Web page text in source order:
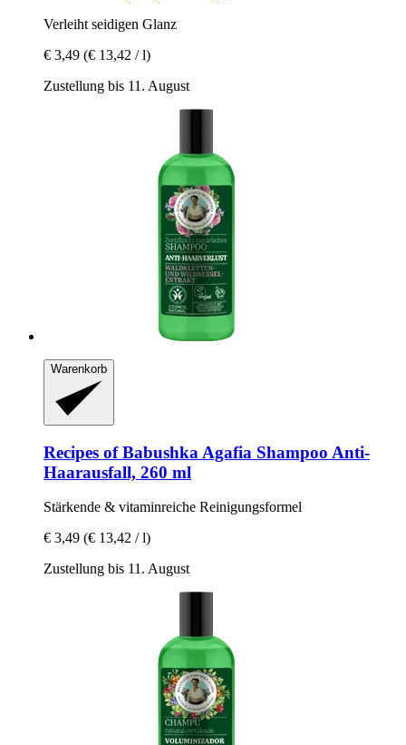
Verleiht seidigen Glanz
€ 3,49 (€ 13,42 / l)
Zustellung bis 11. August
Warenkorb
Recipes of Babushka Agafia Shampoo Anti-​
Haarausfall, 260 ml
Stärkende & vitaminreiche Reinigungsformel
€ 3,49 (€ 13,42 / l)
Zustellung bis 11. August